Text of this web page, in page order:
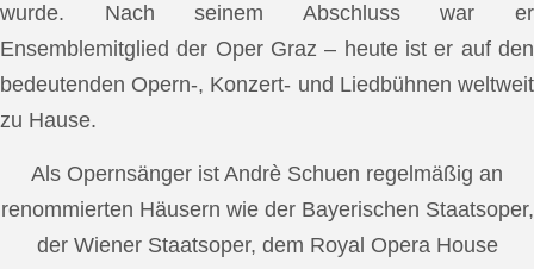
wurde. Nach seinem Abschluss war er
Ensemblemitglied der Oper Graz – heute ist er auf den
bedeutenden Opern-, Konzert- und Liedbühnen weltweit
zu Hause.
Als Opernsänger ist Andrè Schuen regelmäßig an
renommierten Häusern wie der Bayerischen Staatsoper,
der Wiener Staatsoper, dem Royal Opera House